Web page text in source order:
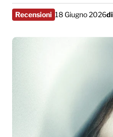
Recensioni 18 Giugno 2026di